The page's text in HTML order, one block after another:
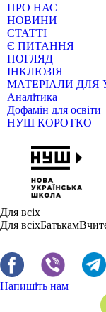
ПРО НАС
НОВИНИ
СТАТТІ
Є ПИТАННЯ
ПОГЛЯД
ІНКЛЮЗІЯ
МАТЕРІАЛИ ДЛЯ
Аналітика
Дофамін для освіти
НУШ КОРОТКО
Для всіх
Для всіхБатькам
Напишіть нам